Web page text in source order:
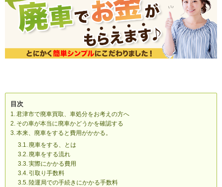
目次
君津市で廃車買取、車処分をお考えの方へ
その車が本当に廃車かどうかを確認する
本来、廃車をすると費用がかかる。
廃車をする、とは
廃車をする流れ
実際にかかる費用
引取り手数料
陸運局での手続きにかかる手数料